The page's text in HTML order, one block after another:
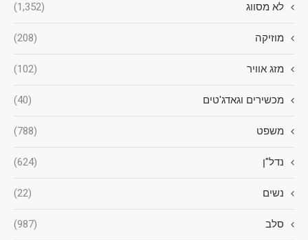
לא מסווג (1,352)
מוזיקה (208)
מזג אוויר (102)
מכשירים וגאדג'טים (40)
משפט (788)
נדל"ן (624)
נשים (22)
סלב (987)